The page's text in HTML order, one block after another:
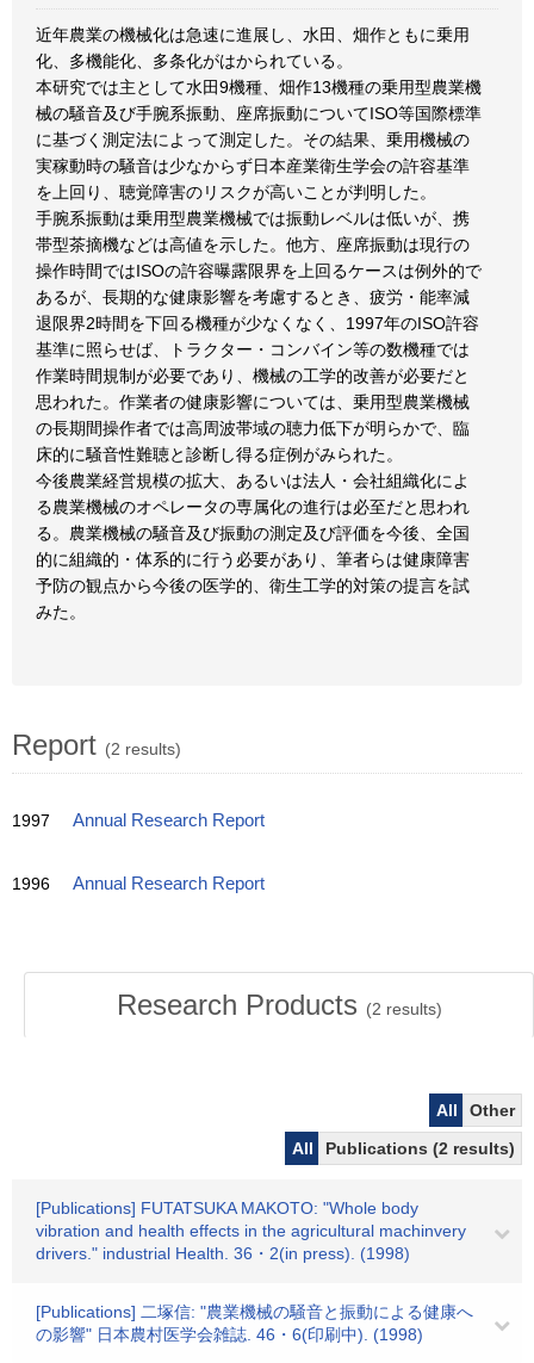
近年農業の機械化は急速に進展し、水田、畑作ともに乗用
化、多機能化、多条化がはかられている。
本研究では主として水田9機種、畑作13機種の乗用型農業機
械の騒音及び手腕系振動、座席振動についてISO等国際標準
に基づく測定法によって測定した。その結果、乗用機械の
実稼動時の騒音は少なからず日本産業衛生学会の許容基準
を上回り、聴覚障害のリスクが高いことが判明した。
手腕系振動は乗用型農業機械では振動レベルは低いが、携
帯型茶摘機などは高値を示した。他方、座席振動は現行の
操作時間ではISOの許容曝露限界を上回るケースは例外的で
あるが、長期的な健康影響を考慮するとき、疲労・能率減
退限界2時間を下回る機種が少なくなく、1997年のISO許容
基準に照らせば、トラクター・コンバイン等の数機種では
作業時間規制が必要であり、機械の工学的改善が必要だと
思われた。作業者の健康影響については、乗用型農業機械
の長期間操作者では高周波帯域の聴力低下が明らかで、臨
床的に騒音性難聴と診断し得る症例がみられた。
今後農業経営規模の拡大、あるいは法人・会社組織化によ
る農業機械のオペレータの専属化の進行は必至だと思われ
る。農業機械の騒音及び振動の測定及び評価を今後、全国
的に組織的・体系的に行う必要があり、筆者らは健康障害
予防の観点から今後の医学的、衛生工学的対策の提言を試
みた。
Report (2 results)
1997 Annual Research Report
1996 Annual Research Report
Research Products (2 results)
All
Other
All
Publications (2 results)
[Publications] FUTATSUKA MAKOTO: "Whole body
vibration and health effects in the agricultural machinvery
drivers." industrial Health. 36・2(in press). (1998)
[Publications] 二塚信: "農業機械の騒音と振動による健康へ
の影響" 日本農村医学会雑誌. 46・6(印刷中). (1998)